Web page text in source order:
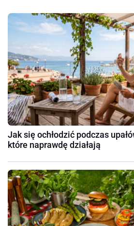
Jak się ochłodzić podczas
które naprawdę działają